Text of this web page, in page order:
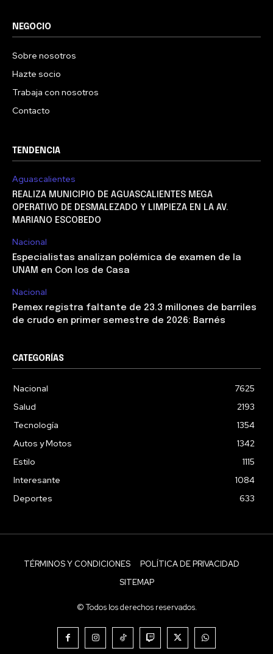
NEGOCIO
Sobre nosotros
Hazte socio
Trabaja con nosotros
Contacto
TENDENCIA
Aguascalientes
REALIZA MUNICIPIO DE AGUASCALIENTES MEGA
OPERATIVO DE DESMALEZADO Y LIMPIEZA EN LA AV.
MARIANO ESCOBEDO
Nacional
Especialistas analizan polémica de examen de la
UNAM en Con los de Casa
Nacional
Pemex registra faltante de 23.3 millones de barriles
de crudo en primer semestre de 2026: Barnés
CATEGORÍAS
Nacional
7625
Salud
2193
Tecnología
1354
Autos y Motos
1342
Estilo
1115
Interesante
1084
Deportes
633
TÉRMINOS Y CONDICIONES
POLÍTICA DE PRIVACIDAD
SITEMAP
© Todos los derechos reservados.